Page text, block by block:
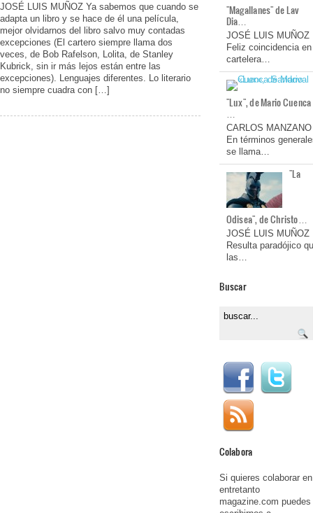
JOSÉ LUIS MUÑOZ Ya sabemos que cuando se
adapta un libro y se hace de él una película,
mejor olvidarnos del libro salvo muy contadas
excepciones (El cartero siempre llama dos
veces, de Bob Rafelson, Lolita, de Stanley
Kubrick, sin ir más lejos están entre las
excepciones). Lenguajes diferentes. Lo literario
no siempre cuadra con […]
"Magallanes" de Lav
Dia…
JOSÉ LUIS MUÑOZ
Feliz coincidencia en
cartelera…
"Lux", de Mario Cuenca
…
CARLOS MANZANO
En términos
se llama…
"La
Odisea", de Christo…
JOSÉ LUIS MUÑOZ
Resulta paradójico
las…
Buscar
Colabora
Si quieres colaborar en
entretanto
magazine.com puedes